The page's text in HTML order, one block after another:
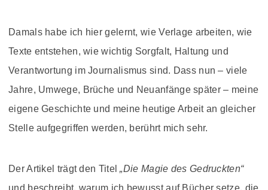
Damals habe ich hier gelernt, wie Verlage arbeiten, wie
Texte entstehen, wie wichtig Sorgfalt, Haltung und
Verantwortung im Journalismus sind. Dass nun – viele
Jahre, Umwege, Brüche und Neuanfänge später – meine
eigene Geschichte und meine heutige Arbeit an gleicher
Stelle aufgegriffen werden, berührt mich sehr.
Der Artikel trägt den Titel„Die Magie des Gedruckten“
und beschreibt, warum ich bewusst auf Bücher setze, die